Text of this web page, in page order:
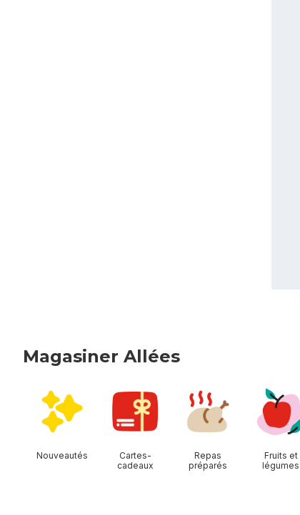
Magasiner Allées
Nouveautés
Cartes-
cadeaux
Repas
préparés
Fruits et
légumes